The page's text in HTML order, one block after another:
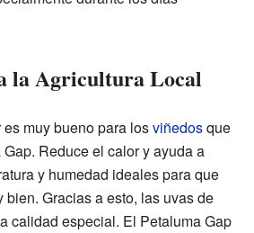
la Agricultura Local
muy bueno para losviñedosque
Reduce el calor y ayuda a
y humedad ideales para que
bien. Gracias a esto, las uvas de
calidad especial. El Petaluma Gap